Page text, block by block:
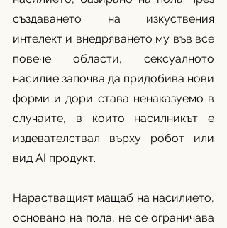
създаването на изкуствения
интелект и внедряването му във все
повече области, сексуалното
насилие започва да придобива нови
форми и дори става ненаказуемо в
случаите, в които насилникът е
издевателствал върху робот или
вид AI продукт.
Нарастващият мащаб на насилието,
основано на пола, не се ограничава